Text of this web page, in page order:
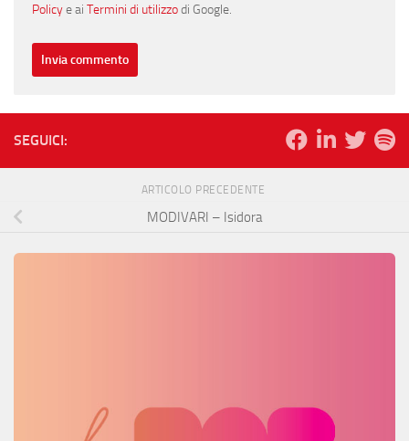
Policye ai Termini di utilizzodi Google.
SEGUICI:
ARTICOLO PRECEDENTE
MODIVARI – Isidora